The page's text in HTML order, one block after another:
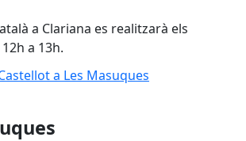
a Clariana es realitzarà els
a 13h.
a Les Masuques
a Les Masuques